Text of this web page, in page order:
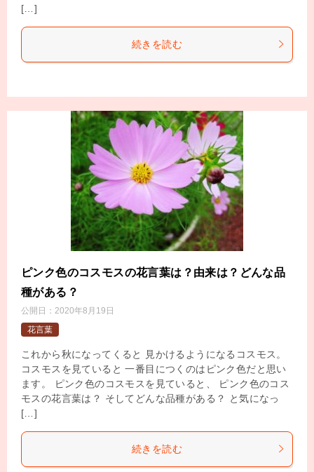
[…]
続きを読む
ピンク色のコスモスの花言葉は？由来は？どんな品
種がある？
公開日： 2020年8月19日
花言葉
これから秋になってくると 見かけるようになるコスモス。
コスモスを見ていると 一番目につくのはピンク色だと思い
ます。 ピンク色のコスモスを見ていると、 ピンク色のコス
モスの花言葉は？ そしてどんな品種がある？ と気になっ
[…]
続きを読む